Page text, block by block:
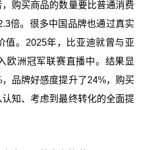
购买商品的数量要比普通消费
倍。很多中国品牌也通过真实
值。2025年，比亚迪就曾与亚
欧洲冠军联赛直播中。结果显
品牌好感度提升了24%，购买
知、考虑到最终转化的全面提